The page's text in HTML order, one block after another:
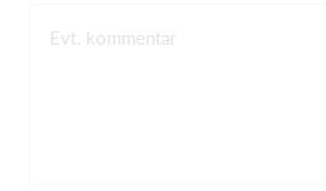
Evt. kommentar